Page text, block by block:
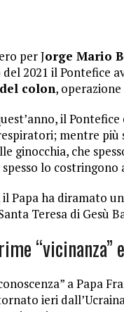
per Jorge Mario
2021 il Pontefice
colon,
il
mentre più
ginocchia, che
lo costringono
Papa ha diramato
Teresa di Gesù
“vicinanza”
a Papa
ieri